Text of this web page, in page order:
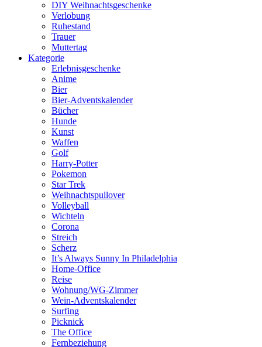
DIY Weihnachtsgeschenke
Verlobung
Ruhestand
Trauer
Muttertag
Kategorie
Erlebnisgeschenke
Anime
Bier
Bier-Adventskalender
Bücher
Hunde
Kunst
Waffen
Golf
Harry-Potter
Pokemon
Star Trek
Weihnachtspullover
Volleyball
Wichteln
Corona
Streich
Scherz
It’s Always Sunny In Philadelphia
Home-Office
Reise
Wohnung/WG-Zimmer
Wein-Adventskalender
Surfing
Picknick
The Office
Fernbeziehung